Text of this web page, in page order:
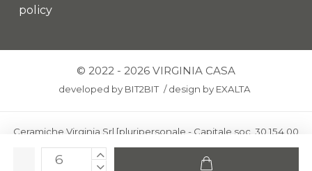
policy
© 2022 - 2026 VIRGINIA CASA
developed by BIT2BIT /design by EXALTA
Ceramiche Virginia Srl [pluripersonale - Capitale soc. 30.154,00
euro i.v.] - Via Virginio 378 – 50025 Montespertoli, loc. Anselmo